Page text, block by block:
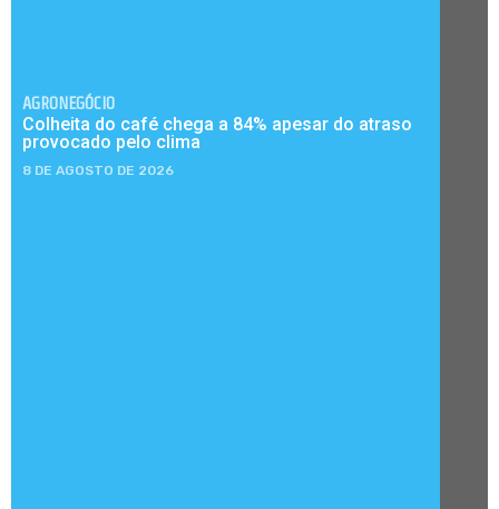
AGRONEGÓCIO
Colheita do café chega a 84% apesar do atraso
provocado pelo clima
8 DE AGOSTO DE 2026